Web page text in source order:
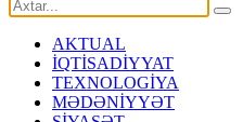
AKTUAL
İQTİSADİYYAT
TEXNOLOGİYA
MƏDƏNİYYƏT